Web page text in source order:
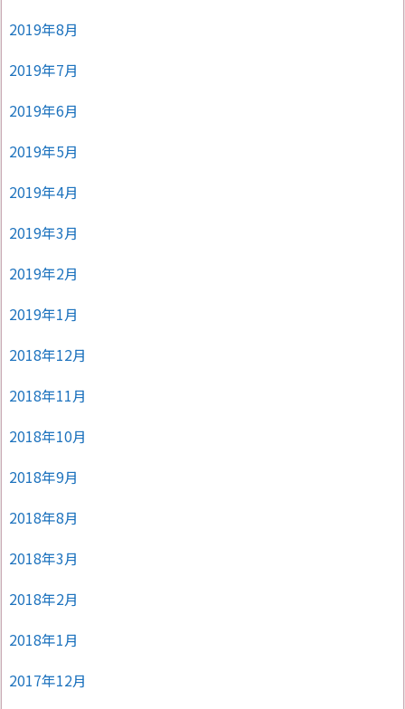
2019年8月
2019年7月
2019年6月
2019年5月
2019年4月
2019年3月
2019年2月
2019年1月
2018年12月
2018年11月
2018年10月
2018年9月
2018年8月
2018年3月
2018年2月
2018年1月
2017年12月